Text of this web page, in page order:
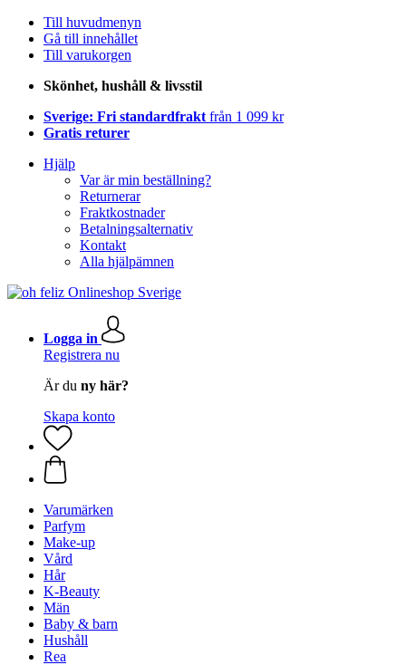
Till huvudmenyn
Gå till innehållet
Till varukorgen
Skönhet, hushåll & livsstil
Sverige: Fri standardfrakt från 1 099 kr
Gratis returer
Hjälp
Var är min beställning?
Returnerar
Fraktkostnader
Betalningsalternativ
Kontakt
Alla hjälpämnen
Logga in
Registrera nu
Är du ny här?
Skapa konto
Varumärken
Parfym
Make-up
Vård
Hår
K-Beauty
Män
Baby & barn
Hushåll
Rea